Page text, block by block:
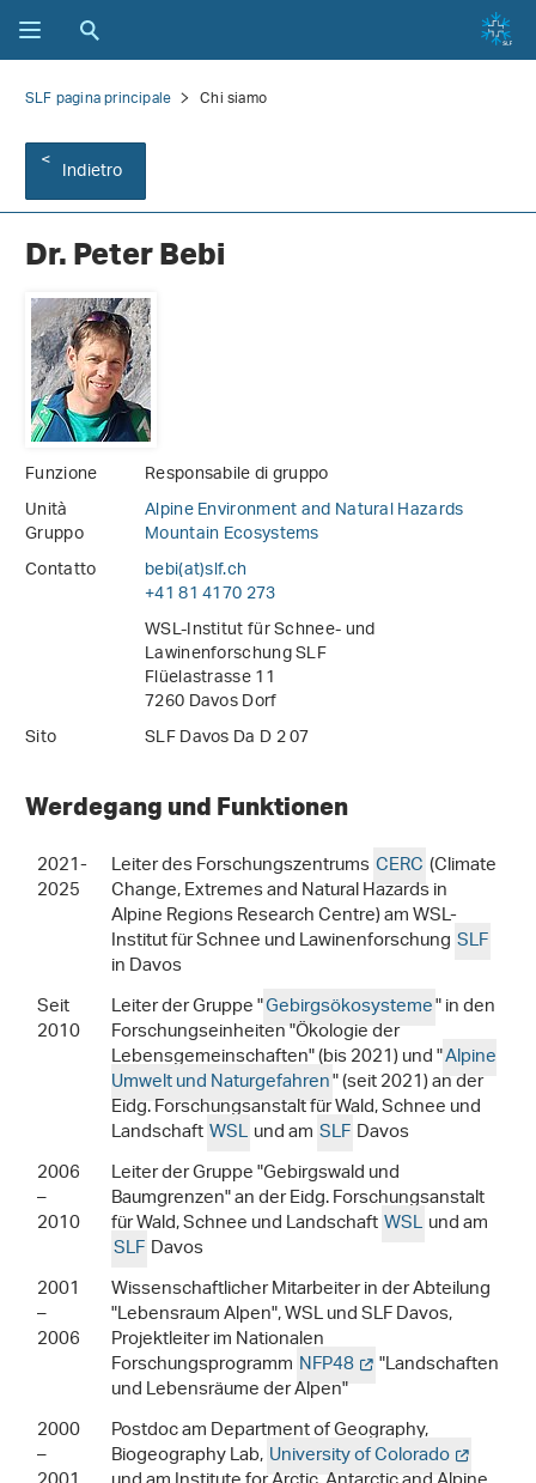
SLF pagina principale Chi siamo
Indietro
Dr. Peter Bebi
Funzione
Responsabile di gruppo
Unità
Alpine Environment and Natural Hazards
Gruppo
Mountain Ecosystems
Contatto
bebi(at)slf.ch
+41 81 4170 273
WSL-Institut für Schnee- und
Lawinenforschung SLF
Flüelastrasse 11
7260 Davos Dorf
Sito
SLF Davos Da D 2 07
Werdegang und Funktionen
2021-
2025
Leiter des ForschungszentrumsCERC(Climate
Change, Extremes and Natural Hazards in
Alpine Regions Research Centre) am WSL-
Institut für Schnee und LawinenforschungSLF
in Davos
Seit
2010
Leiter der Gruppe "Gebirgsökosysteme" in den
Forschungseinheiten "Ökologie der
Lebensgemeinschaften" (bis 2021) und "Alpine
Umwelt und Naturgefahren" (seit 2021) an der
Eidg. Forschungsanstalt für Wald, Schnee und
LandschaftWSLund amSLFDavos
2006
–
2010
Leiter der Gruppe "Gebirgswald und
Baumgrenzen" an der Eidg. Forschungsanstalt
für Wald, Schnee und LandschaftWSLund am
SLFDavos
2001
–
2006
Wissenschaftlicher Mitarbeiter in der Abteilung
"Lebensraum Alpen", WSL und SLF Davos,
Projektleiter im Nationalen
Forschungsprogramm NFP48 "Landschaften
und Lebensräume der Alpen"
2000
–
Postdoc am Department of Geography,
Biogeography Lab,University of Colorado